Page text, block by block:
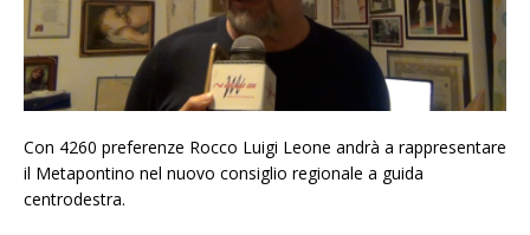
Con 4260 preferenze Rocco Luigi Leone andrà a rappresentare
il Metapontino nel nuovo consiglio regionale a guida
centrodestra.